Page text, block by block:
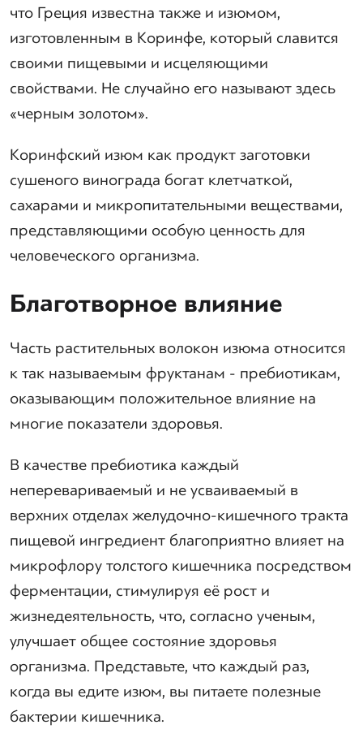
что Греция известна также и изюмом,
изготовленным в Коринфе, который славится
своими пищевыми и исцеляющими
свойствами. Не случайно его называют здесь
«черным золотом».
Коринфский изюм как продукт заготовки
сушеного винограда богат клетчаткой,
сахарами и микропитательными веществами,
представляющими особую ценность для
человеческого организма.
Благотворное влияние
Часть растительных волокон изюма относится
к так называемым фруктанам - пребиотикам,
оказывающим положительное влияние на
многие показатели здоровья.
В качестве пребиотика каждый
неперевариваемый и не усваиваемый в
верхних отделах желудочно-кишечного тракта
пищевой ингредиент благоприятно влияет на
микрофлору толстого кишечника посредством
ферментации, стимулируя её рост и
жизнедеятельность, что, согласно ученым,
улучшает общее состояние здоровья
организма. Представьте, что каждый раз,
когда вы едите изюм, вы питаете полезные
бактерии кишечника.